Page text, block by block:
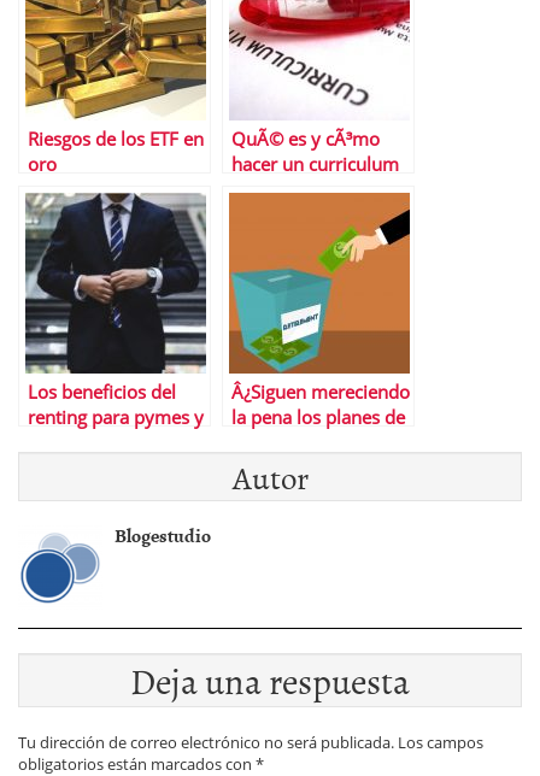
Riesgos de los ETF en
oro
QuÃ© es y cÃ³mo
hacer un curriculum
temÃ¡tico
Los beneficios del
renting para pymes y
Â¿Siguen mereciendo
la pena los planes de
Autor
Blogestudio
Deja una respuesta
Tu dirección de correo electrónico no será publicada. Los campos
obligatorios están marcados con *